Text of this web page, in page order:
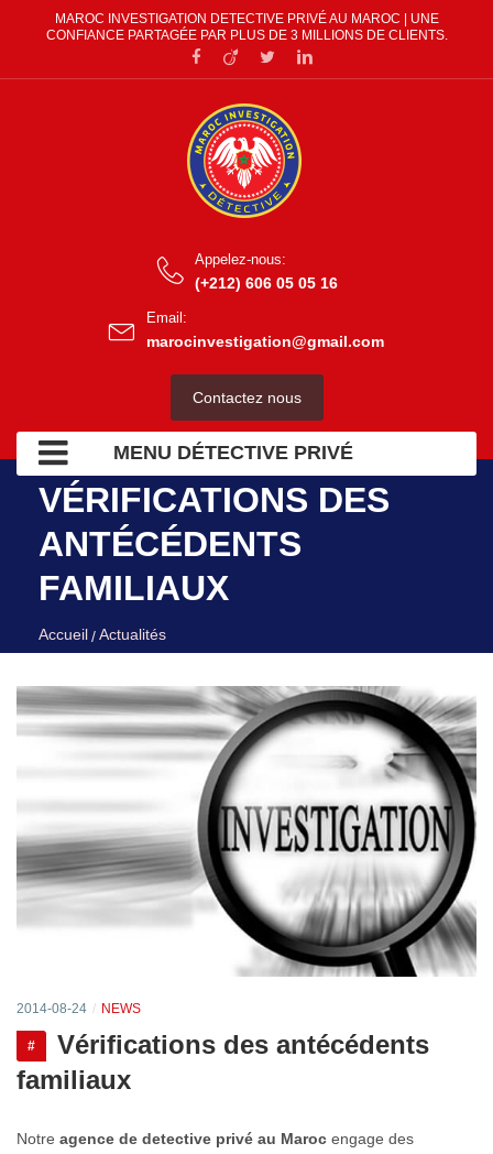
MAROC INVESTIGATION DETECTIVE PRIVÉ AU MAROC | UNE
CONFIANCE PARTAGÉE PAR PLUS DE 3 MILLIONS DE CLIENTS.
Appelez-nous:
(+212) 606 05 05 16
Email:
marocinvestigation@gmail.com
Contactez nous
MENU DÉTECTIVE PRIVÉ
VÉRIFICATIONS DES
ANTÉCÉDENTS
FAMILIAUX
Accueil Actualités
2014-08-24 NEWS
#
Vérifications des antécédents
familiaux
Notre agence de detective privé au Maroc engage des